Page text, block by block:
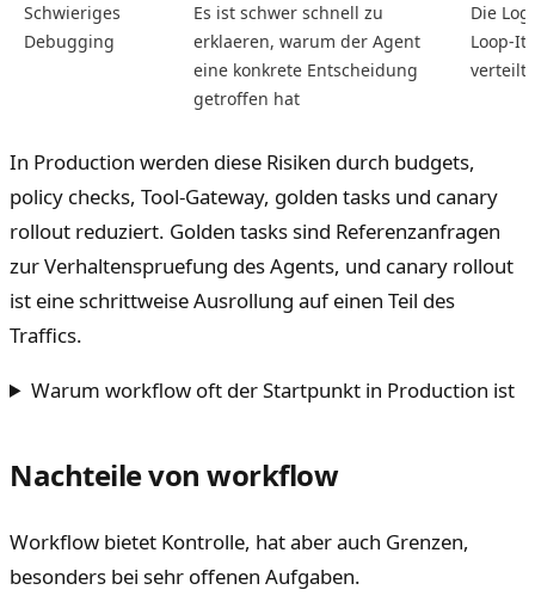
Schwieriges
Debugging
Es ist schwer schnell zu
erklaeren, warum der Agent
eine konkrete Entscheidung
getroffen hat
Die
Loop-
verteilt
In Production werden diese Risiken durch budgets,
policy checks, Tool-Gateway, golden tasks und canary
rollout reduziert. Golden tasks sind Referenzanfragen
zur Verhaltenspruefung des Agents, und canary rollout
ist eine schrittweise Ausrollung auf einen Teil des
Traffics.
Warum workflow oft der Startpunkt in Production ist
Nachteile von workflow
Workflow bietet Kontrolle, hat aber auch Grenzen,
besonders bei sehr offenen Aufgaben.